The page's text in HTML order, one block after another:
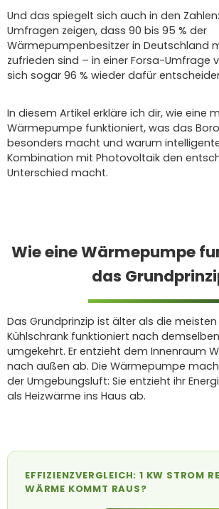
Und das spiegelt sich auch in den
Umfragen zeigen, dass 90 bis 95 % der
Wärmepumpenbesitzer in Deutschland
zufrieden sind – in einer Forsa-Umfrage
sich sogar 96 % wieder dafür
In diesem Artikel erkläre ich dir, wie eine
Wärmepumpe funktioniert, was das
besonders macht und warum
Kombination mit Photovoltaik den
Unterschied macht.
Wie eine Wärmepumpe
das
Das Grundprinzip ist älter als die meisten
Kühlschrank funktioniert nach
umgekehrt. Er entzieht dem Innenraum
nach außen ab. Die Wärmepumpe
der Umgebungsluft: Sie entzieht ihr
als Heizwärme ins Haus ab.
EFFIZIENZVERGLEICH: 1 KW STROM
WÄRME KOMMT RAUS?